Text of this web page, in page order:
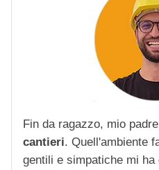
Fin da ragazzo, mio
cantieri. Quell'ambiente
gentili e simpatiche mi